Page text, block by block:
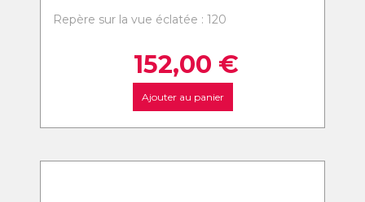
Repère sur la vue éclatée : 120
152,00 €
Ajouter au panier